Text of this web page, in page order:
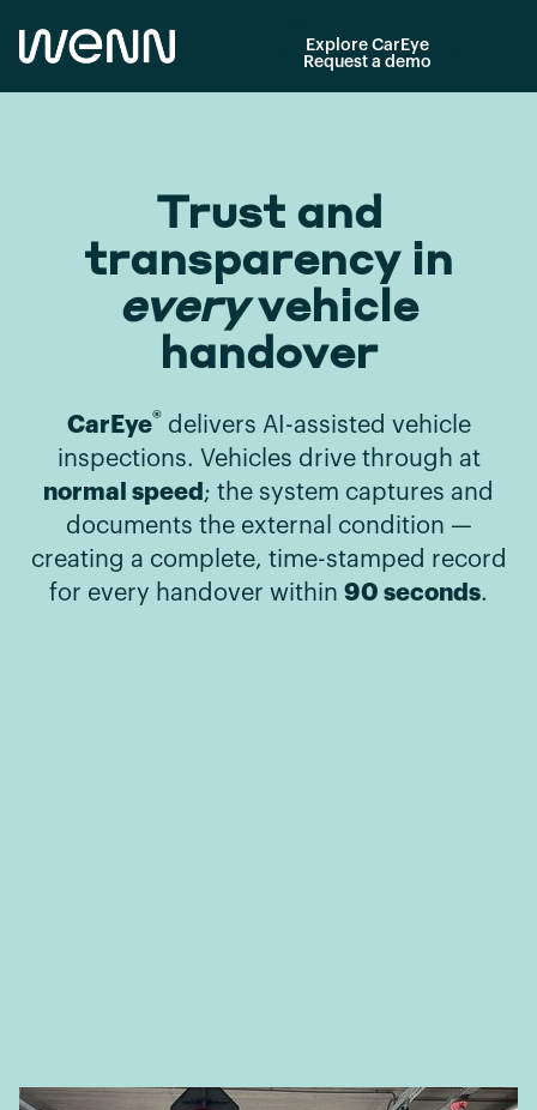
Explore CarEye
Request a demo
Trust and
transparency in
everyvehicle
handover
CarEye® delivers AI-assisted vehicle
inspections. Vehicles drive through at
normal speed ; the system captures and
documents the external condition —
creating a complete, time-stamped record
for every handover within 90 seconds.